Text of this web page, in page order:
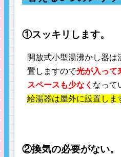
①スッキリします。
開放式小型湯沸かし器
置しますので光が入って
スペースも少なく なって
給湯器は屋外に設置しま
②換気の必要がない。